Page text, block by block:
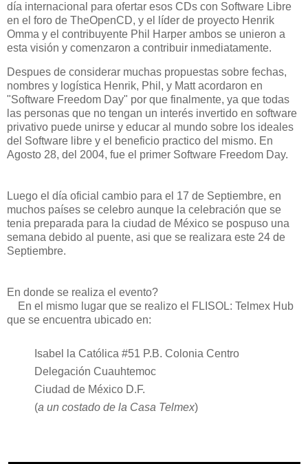
día internacional para ofertar esos CDs con Software Libre
en el foro de TheOpenCD, y el líder de proyecto Henrik
Omma y el contribuyente Phil Harper ambos se unieron a
esta visión y comenzaron a contribuir inmediatamente.
Despues de considerar muchas propuestas sobre fechas,
nombres y logística Henrik, Phil, y Matt acordaron en
"Software Freedom Day" por que finalmente, ya que todas
las personas que no tengan un interés invertido en software
privativo puede unirse y educar al mundo sobre los ideales
del Software libre y el beneficio practico del mismo. En
Agosto 28, del 2004, fue el primer Software Freedom Day.
Luego el día oficial cambio para el 17 de Septiembre, en
muchos países se celebro aunque la celebración que se
tenia preparada para la ciudad de México se pospuso una
semana debido al puente, asi que se realizara este 24 de
Septiembre.
En donde se realiza el evento?
En el mismo lugar que se realizo el FLISOL: Telmex Hub
que se encuentra ubicado en:
Isabel la Católica #51 P.B. Colonia Centro
Delegación Cuauhtemoc
Ciudad de México D.F.
(a un costado de la Casa Telmex)